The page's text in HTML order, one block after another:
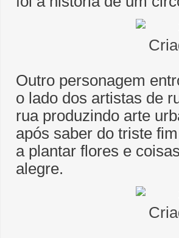
Outro personagem
o lado dos artistas de
rua produzindo arte
após saber do triste
a plantar flores e
alegre.